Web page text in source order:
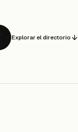
Explorar el directorio